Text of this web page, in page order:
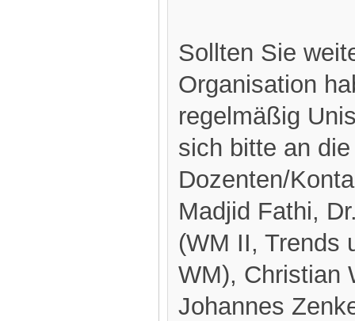
Sollten Sie
Organisation
regelmäßig
sich bitte an
Dozenten/
Madjid Fathi,
(WM II, Trends
WM), Christian
Johannes